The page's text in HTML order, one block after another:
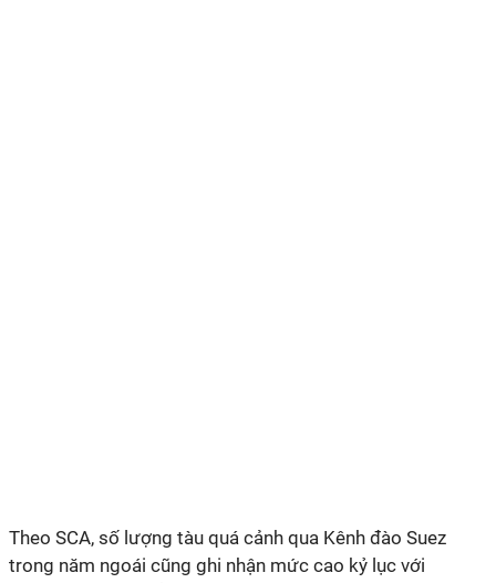
Theo SCA, số lượng tàu quá cảnh qua Kênh đào Suez
trong năm ngoái cũng ghi nhận mức cao kỷ lục với